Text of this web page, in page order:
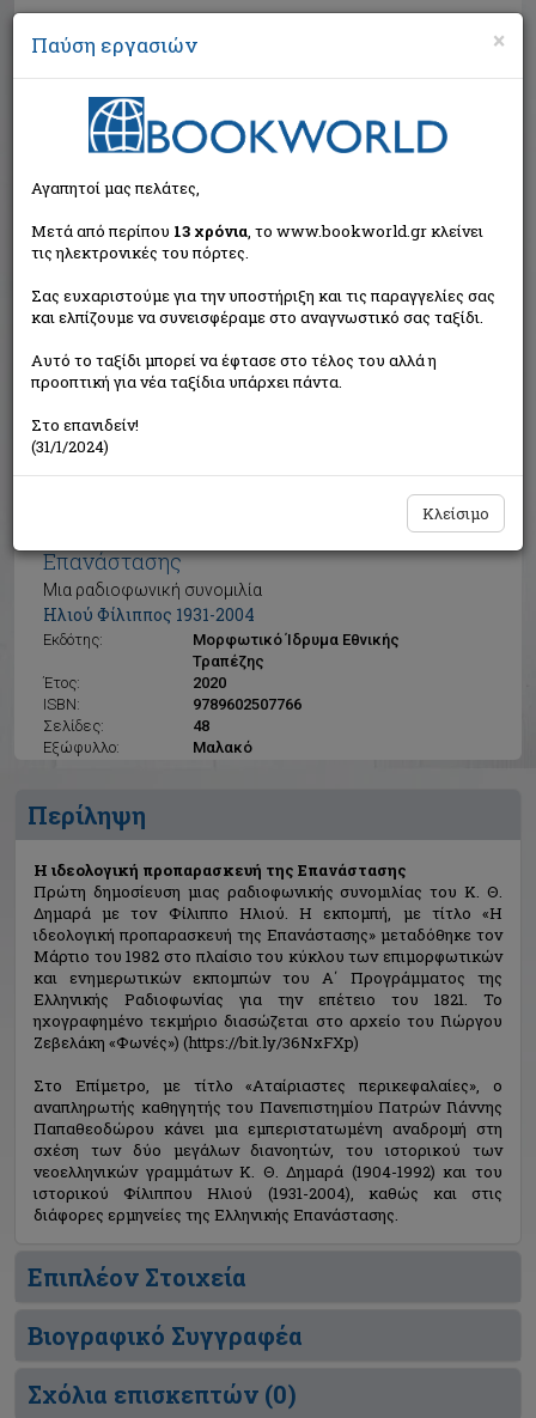
Αναζήτηση
Επανάστασης
Μια ραδιοφωνική συνομιλία
Ηλιού Φίλιππος 1931-2004
Εκδότης:
Μορφωτικό Ίδρυμα Εθνικής
Τραπέζης
Έτος:
2020
ISBN:
9789602507766
Σελίδες:
48
Εξώφυλλο:
Μαλακό
Η τιμή μας:
Δεν υπάρχει δυνατότητα παραγγελίας
Περίληψη
Η ιδεολογική προπαρασκευή της Επανάστασης
Πρώτη δημοσίευση μιας ραδιοφωνικής συνομιλίας του Κ. Θ.
Δημαρά με τον Φίλιππο Ηλιού. Η εκπομπή, με τίτλο «Η
ιδεολογική προπαρασκευή της Επανάστασης» μεταδόθηκε τον
Μάρτιο του 1982 στο πλαίσιο του κύκλου των επιμορφωτικών
και ενημερωτικών εκπομπών του Α΄ Προγράμματος της
Ελληνικής Ραδιοφωνίας για την επέτειο του 1821. Το
ηχογραφημένο τεκμήριο διασώζεται στο αρχείο του Γιώργου
Ζεβελάκη «Φωνές») (https://bit.ly/36NxFXp)
Στο Επίμετρο, με τίτλο «Αταίριαστες περικεφαλαίες», ο
αναπληρωτής καθηγητής του Πανεπιστημίου Πατρών Γιάννης
Παπαθεοδώρου κάνει μια εμπεριστατωμένη αναδρομή στη
σχέση των δύο μεγάλων διανοητών, του ιστορικού των
νεοελληνικών γραμμάτων Κ. Θ. Δημαρά (1904-1992) και του
ιστορικού Φίλιππου Ηλιού (1931-2004), καθώς και στις
διάφορες ερμηνείες της Ελληνικής Επανάστασης.
Επιπλέον Στοιχεία
Βιογραφικό Συγγραφέα
Σχόλια επισκεπτών (0)
×
Παύση εργασιών
Αγαπητοί μας πελάτες,
Μετά από περίπου 13 χρόνια, το www.bookworld.gr κλείνει
τις ηλεκτρονικές του πόρτες.
Σας ευχαριστούμε για την υποστήριξη και τις παραγγελίες σας
και ελπίζουμε να συνεισφέραμε στο αναγνωστικό σας ταξίδι.
Αυτό το ταξίδι μπορεί να έφτασε στο τέλος του αλλά η
προοπτική για νέα ταξίδια υπάρχει πάντα.
Στο επανιδείν!
(31/1/2024)
Κλείσιμο